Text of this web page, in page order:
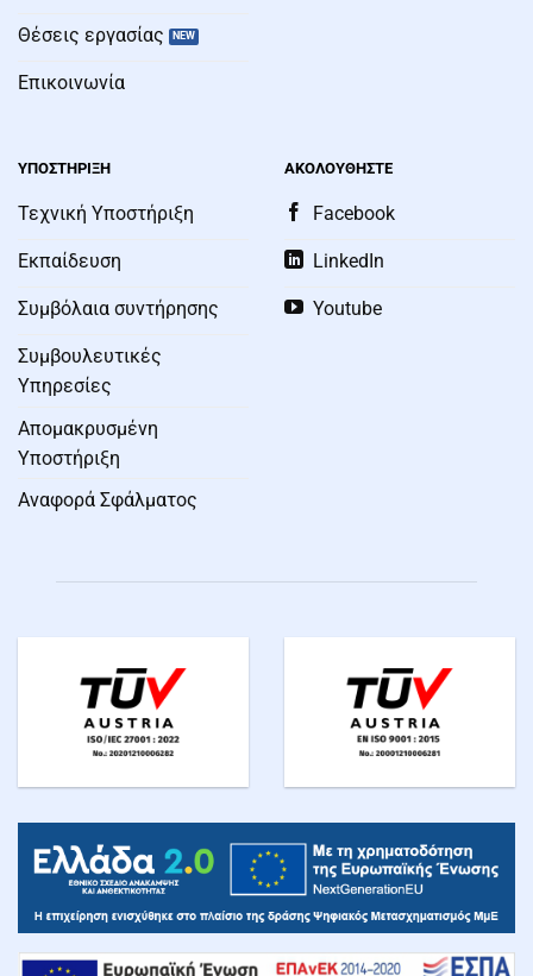
Θέσεις εργασίας
Επικοινωνία
ΥΠΟΣΤΗΡΙΞΗ
Τεχνική Υποστήριξη
Εκπαίδευση
Συμβόλαια συντήρησης
Συμβουλευτικές
Υπηρεσίες
Απομακρυσμένη
Υποστήριξη
Αναφορά Σφάλματος
ΑΚΟΛΟΥΘΗΣΤΕ
Facebook
LinkedIn
Youtube